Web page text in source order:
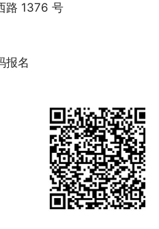
路 1376 号
名